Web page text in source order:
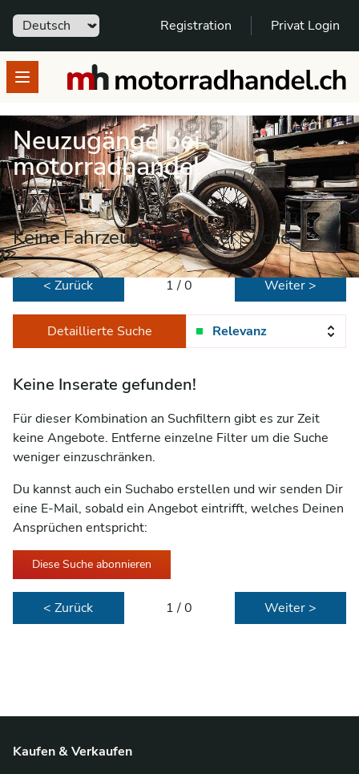
Sprache Registration Privat Login
Open menumotorradhandel.ch
Neuzugänge bei
motorradhandel
Keine Fahrzeuge mit dieser Suche
< Zurück 1 / 0 Weiter >
Detaillierte Suche Relevanz
Keine Inserate gefunden!
Für dieser Kombination an Suchfiltern gibt es zur Zeit
keine Angebote. Entferne einzelne Filter um die Suche
weniger einzuschränken.
Du kannst auch ein Suchabo erstellen und wir senden Dir
eine E-Mail, sobald ein Angebot eintrifft, welches Deinen
Ansprüchen entspricht:
Diese Suche abonnieren
< Zurück 1 / 0 Weiter >
Kaufen & Verkaufen